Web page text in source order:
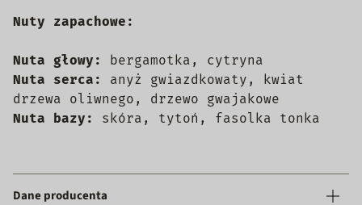
Nuty zapachowe:
Nuta głowy: bergamotka, cytryna
Nuta serca: anyż gwiazdkowaty, kwiat
drzewa oliwnego, drzewo gwajakowe
Nuta bazy: skóra, tytoń, fasolka tonka
Dane producenta